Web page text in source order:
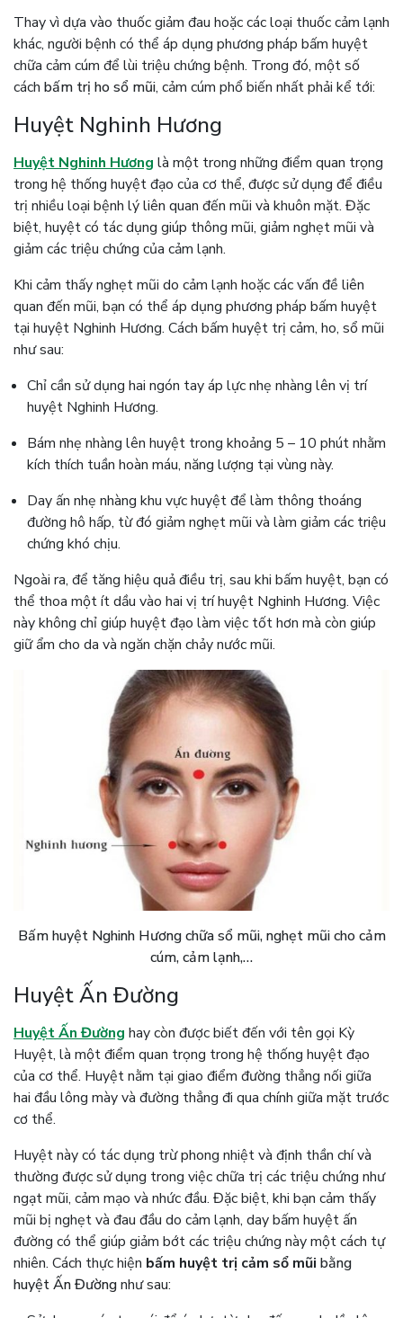
Thay vì dựa vào thuốc giảm đau hoặc các loại thuốc cảm lạnh
khác, người bệnh có thể áp dụng phương pháp bấm huyệt
chữa cảm cúm để lùi triệu chứng bệnh. Trong đó, một số
cách bấm trị ho sổ mũi, cảm cúm phổ biến nhất phải kể tới:
Huyệt Nghinh Hương
Huyệt Nghinh Hương là một trong những điểm quan trọng
trong hệ thống huyệt đạo của cơ thể, được sử dụng để điều
trị nhiều loại bệnh lý liên quan đến mũi và khuôn mặt. Đặc
biệt, huyệt có tác dụng giúp thông mũi, giảm nghẹt mũi và
giảm các triệu chứng của cảm lạnh.
Khi cảm thấy nghẹt mũi do cảm lạnh hoặc các vấn đề liên
quan đến mũi, bạn có thể áp dụng phương pháp bấm huyệt
tại huyệt Nghinh Hương. Cách bấm huyệt trị cảm, ho, sổ mũi
như sau:
Chỉ cần sử dụng hai ngón tay áp lực nhẹ nhàng lên vị trí
huyệt Nghinh Hương.
Bám nhẹ nhàng lên huyệt trong khoảng 5 – 10 phút nhằm
kích thích tuần hoàn máu, năng lượng tại vùng này.
Day ấn nhẹ nhàng khu vực huyệt để làm thông thoáng
đường hô hấp, từ đó giảm nghẹt mũi và làm giảm các triệu
chứng khó chịu.
Ngoài ra, để tăng hiệu quả điều trị, sau khi bấm huyệt, bạn có
thể thoa một ít dầu vào hai vị trí huyệt Nghinh Hương. Việc
này không chỉ giúp huyệt đạo làm việc tốt hơn mà còn giúp
giữ ẩm cho da và ngăn chặn chảy nước mũi.
Bấm huyệt Nghinh Hương chữa sổ mũi, nghẹt mũi cho cảm
cúm, cảm lạnh,…
Huyệt Ấn Đường
Huyệt Ấn Đường hay còn được biết đến với tên gọi Kỳ
Huyệt, là một điểm quan trọng trong hệ thống huyệt đạo
của cơ thể. Huyệt nằm tại giao điểm đường thẳng nối giữa
hai đầu lông mày và đường thẳng đi qua chính giữa mặt trước
cơ thể.
Huyệt này có tác dụng trừ phong nhiệt và định thần chí và
thường được sử dụng trong việc chữa trị các triệu chứng như
ngạt mũi, cảm mạo và nhức đầu. Đặc biệt, khi bạn cảm thấy
mũi bị nghẹt và đau đầu do cảm lạnh, day bấm huyệt ấn
đường có thể giúp giảm bớt các triệu chứng này một cách tự
nhiên. Cách thực hiện bấm huyệt trị cảm sổ mũi bằng
huyệt Ấn Đườngnhư sau: